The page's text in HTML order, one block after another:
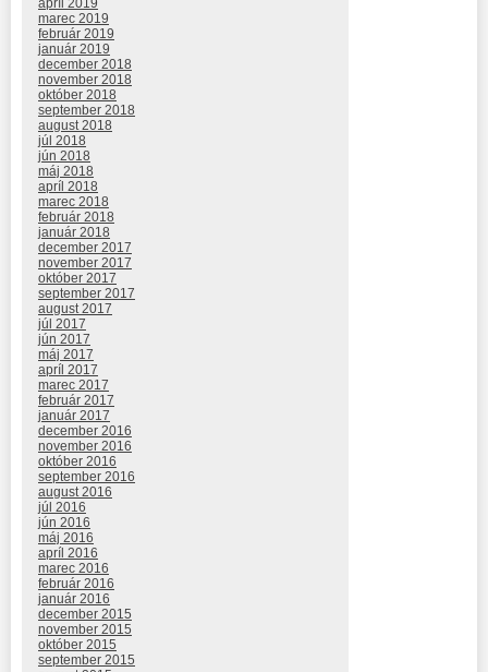
marec 2019
február 2019
január 2019
december 2018
november 2018
október 2018
september 2018
august 2018
júl 2018
jún 2018
máj 2018
apríl 2018
marec 2018
február 2018
január 2018
december 2017
november 2017
október 2017
september 2017
august 2017
júl 2017
jún 2017
máj 2017
apríl 2017
marec 2017
február 2017
január 2017
december 2016
november 2016
október 2016
september 2016
august 2016
júl 2016
jún 2016
máj 2016
apríl 2016
marec 2016
február 2016
január 2016
december 2015
november 2015
október 2015
september 2015